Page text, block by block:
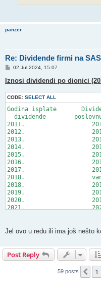
panzer
Re: Dividende firmi na
P
s
t
02 Jul 2024, 15:07
Iznosi dividendi po dionici
CODE: SELECT ALL
Godina isplate
dividende        poslovnu godinu
2011.			2010.			1,7300
2012.			2011.			1,7300
2013.			2012.			1,7200
2014.			2013.			1,7300
2015.			2014.			1,2384
2016.			2015.			1,2400
2017.			2016.			1,0709
2018.			vanr. 2017.		1,7373
2018.			2017.			0,4066
2019.			2018.			0,5516
2020.			2019.			0,5516
2021.			2020.			0,5516
2024.              2022.-
Jel ovo u redu ili ima još nešto
Post Reply
59 posts 1